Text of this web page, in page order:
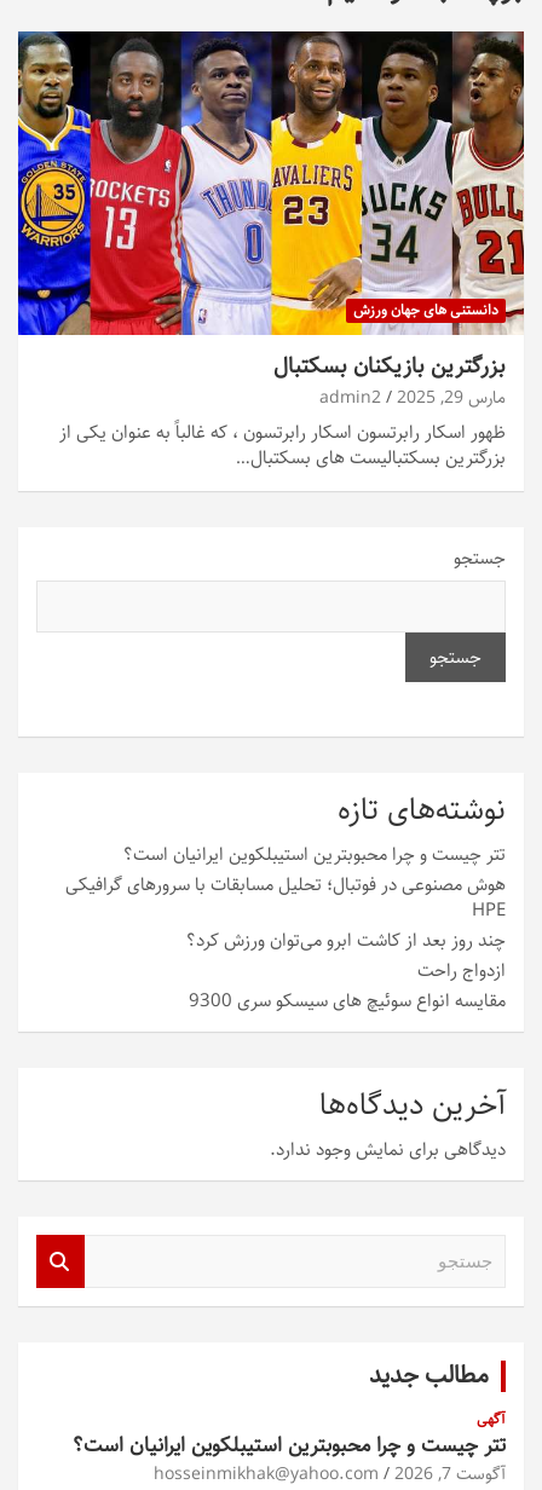
دانستنی های جهان ورزش
بزرگترین بازیکنان بسکتبال
مارس 29, 2025 admin2
ظهور اسکار رابرتسون اسکار رابرتسون ، که غالباً به عنوان یکی از
بزرگترین بسکتبالیست های بسکتبال…
جستجو
جستجو
نوشته‌های تازه
تتر چیست و چرا محبوبترین استیبلکوین ایرانیان است؟
هوش مصنوعی در فوتبال؛ تحلیل مسابقات با سرورهای گرافیکی
HPE
چند روز بعد از کاشت ابرو می‌توان ورزش کرد؟
ازدواج راحت
مقایسه انواع سوئیچ های سیسکو سری 9300
آخرین دیدگاه‌ها
دیدگاهی برای نمایش وجود ندارد.
مطالب جدید
آگهی
تتر چیست و چرا محبوبترین استیبلکوین ایرانیان است؟
آگوست 7, 2026 hosseinmikhak@yahoo.com